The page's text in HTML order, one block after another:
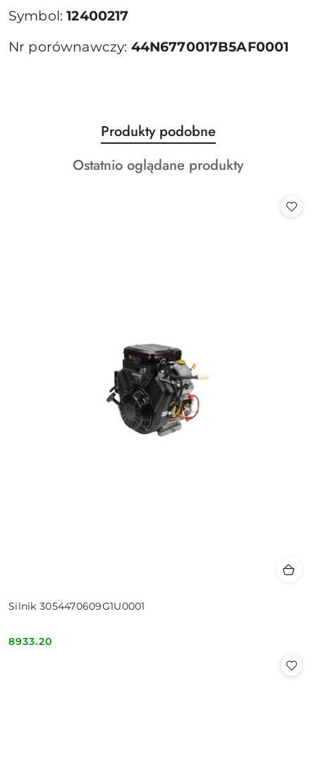
Symbol:12400217
Nr porównawczy: 44N6770017B5AF0001
Pomiń karuzelę produktów
Produkty
o
statusie:
Produkty podobne
Produkty
Ostatnio oglądane produkty
Silnik 3054470609G1U0001
Cena:
8933.20